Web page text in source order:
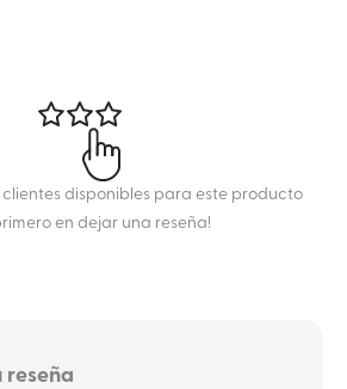
clientes disponibles para este producto
en dejar una reseña!
reseña